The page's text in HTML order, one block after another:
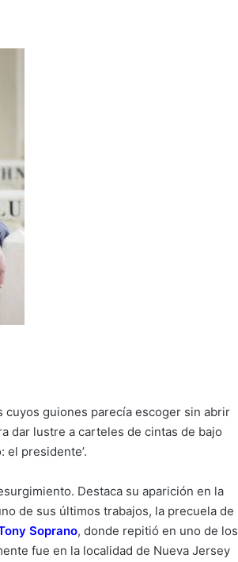
guiones parecía escoger sin abrir
dar lustre a carteles de cintas de bajo
el presidente’.
Destaca su aparición en la
de sus últimos trabajos, la precuela de
Soprano, donde repitió en uno de los
fue en la localidad de Nueva Jersey